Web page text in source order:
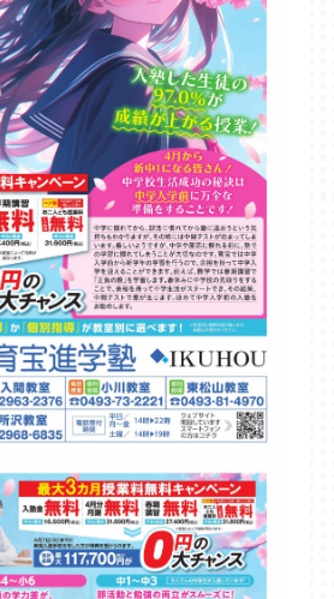
英語教室 BE studio
入間教室
小川教室
武蔵藤沢教室
新所沢教室
いて
生徒保護者の声
成績UP事例
各種検定試験
企業概要